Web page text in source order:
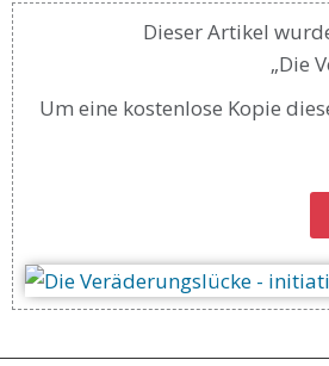
Dieser Artikel
„Die
Um eine kostenlose Kopie